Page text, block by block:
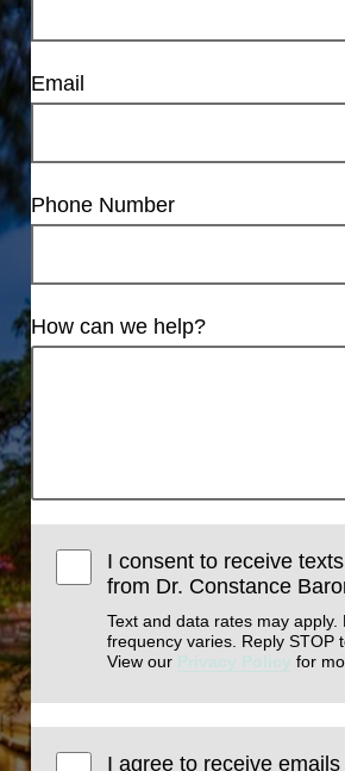
Email
Phone Number
How can we help?
I consent to receive
from Dr. Constance
Text and data rates may apply.
frequency varies. Reply STOP
View our
for
I agree to receive emails